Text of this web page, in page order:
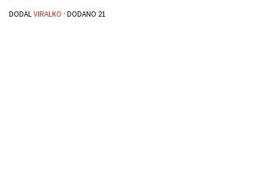
DODALVIRALKO · DODANO 21